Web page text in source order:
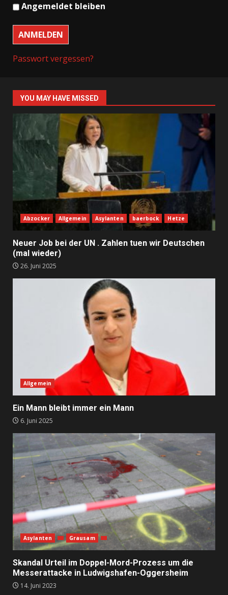
Angemeldet bleiben
ANMELDEN
Passwort vergessen?
YOU MAY HAVE MISSED
Abzocker Allgemein Asylanten baerbock Hetze
Neuer Job bei der UN . Zahlen tuen wir Deutschen
(mal wieder)
26. Juni 2025
Allgemein
Ein Mann bleibt immer ein Mann
6. Juni 2025
Asylanten Grausam
Skandal Urteil im Doppel-Mord-Prozess um die
Messerattacke in Ludwigshafen-Oggersheim
14. Juni 2023